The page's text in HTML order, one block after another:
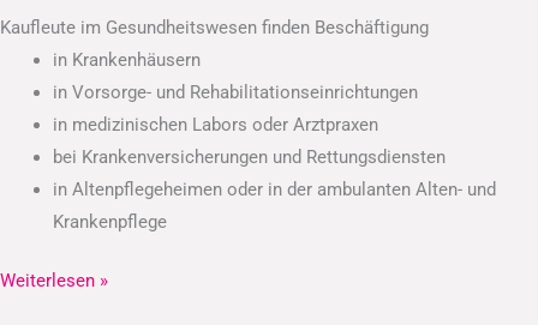
Kaufleute im Gesundheitswesen finden Beschäftigung
in Krankenhäusern
in Vorsorge- und Rehabilitationseinrichtungen
in medizinischen Labors oder Arztpraxen
bei Krankenversicherungen und Rettungsdiensten
in Altenpflegeheimen oder in der ambulanten Alten- und
Krankenpflege
Weiterlesen »